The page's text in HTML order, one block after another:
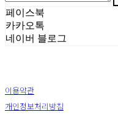
페이스북
카카오톡
네이버 블로그
이용약관
개인정보처리방침